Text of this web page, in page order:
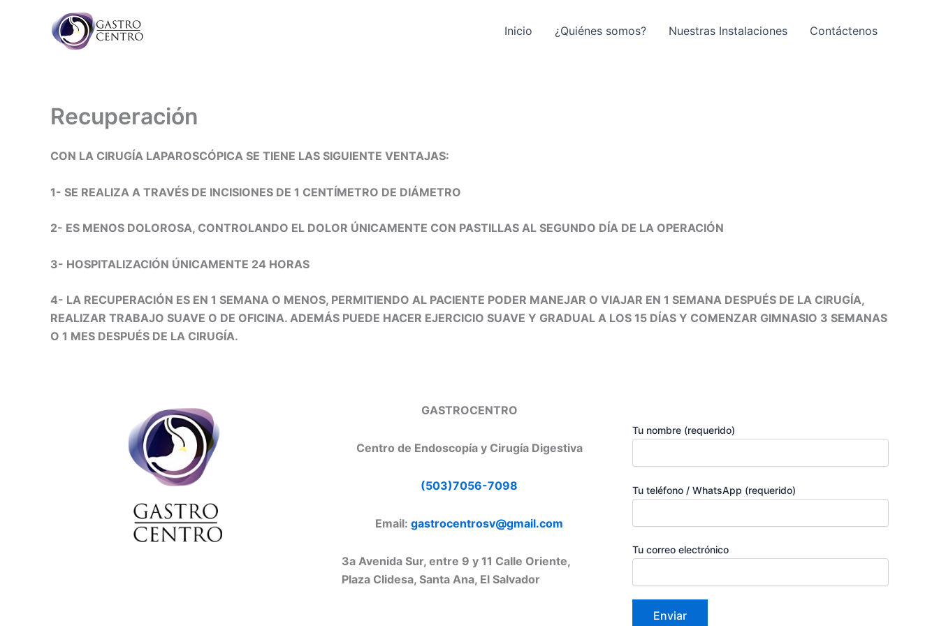
Inicio ¿Quiénes somos? Nuestras Instalaciones Contáctenos
Recuperación
CON LA CIRUGÍA LAPAROSCÓPICA SE TIENE LAS SIGUIENTE VENTAJAS:
1- SE REALIZA A TRAVÉS DE INCISIONES DE 1 CENTÍMETRO DE DIÁMETRO
2- ES MENOS DOLOROSA, CONTROLANDO EL DOLOR ÚNICAMENTE CON PASTILLAS AL SEGUNDO DÍA DE LA OPERACIÓN
3- HOSPITALIZACIÓN ÚNICAMENTE 24 HORAS
4- LA RECUPERACIÓN ES EN 1 SEMANA O MENOS, PERMITIENDO AL PACIENTE PODER MANEJAR O VIAJAR EN 1 SEMANA DESPUÉS DE LA CIRUGÍA,
REALIZAR TRABAJO SUAVE O DE OFICINA. ADEMÁS PUEDE HACER EJERCICIO SUAVE Y GRADUAL A LOS 15 DÍAS Y COMENZAR GIMNASIO 3 SEMANAS
O 1 MES DESPUÉS DE LA CIRUGÍA.
GASTROCENTRO
Centro de Endoscopía y Cirugía Digestiva
(503)7056-7098
Email:gastrocentrosv@gmail.com
3a Avenida Sur, entre 9 y 11 Calle Oriente,
Plaza Clidesa, Santa Ana, El Salvador
Tu nombre (requerido)
Tu teléfono / WhatsApp (requerido)
Tu correo electrónico